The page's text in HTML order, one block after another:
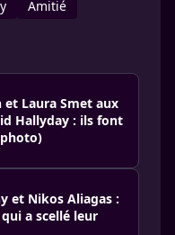
Amitié
et Laura Smet aux
Hallyday : ils font
et Nikos Aliagas :
a scellé leur